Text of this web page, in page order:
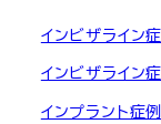
インビザライン
インビザライン
インプラント症例